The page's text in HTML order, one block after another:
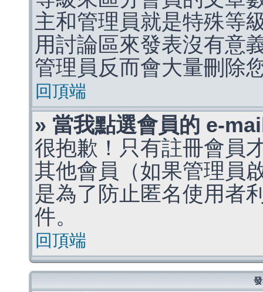
主和管理員就是特殊等
用討論區來發表沒有意
管理員反而會大量刪除
回頂端
» 當我點選會員的 e-
很抱歉！只有註冊會員
其他會員（如果管理員
是為了防止匿名使用者
件。
回頂端